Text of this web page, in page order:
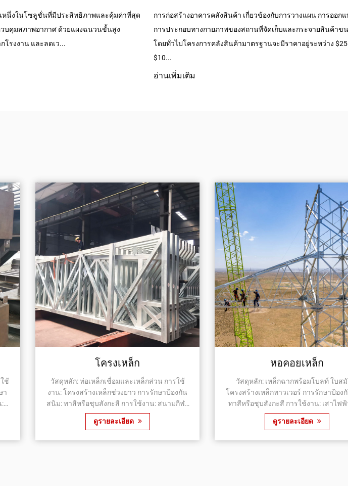
เกี่ยวข้องกับการวางแผน การออกแบบ และ
สถานที่จัดเก็บและกระจายสินค้าขนาดใหญ่
าตรฐานจะมีราคาอยู่ระหว่าง $25 และ
คำตอบด่วน: : ประสบความสำเร็จ งานไซต์เชิงพาณิชย์ และ การ
อำนวยความสะดวก ขึ้นอยู่กับการประสานงานด้านวิศวกรรมโย
วางแผนสาธารณูปโภค และการตัดสินใจเชิ...
อ่านเพิ่มเติม
ง
หอคอยเหล็ก
วัสดุหลัก: เหล็กฉากพร้อมโบลท์ ใบสมัคร:
โครงสร้างเหล็กทาวเวอร์ การรักษาป้องกันสนิม:
ทาสีหรือชุบสังกะสี การใช้งาน: เสาไฟฟ้า, เสา
เซลล์ ฯลฯ
ดูรายละเอียด
เสาส่ง
วัสดุหลัก: เสาเหล็ก ฯลฯ ใบสมัคร: โครงสร้างเสา
ส่ง การรักษาป้องกันสนิม: ทาสีหรือชุบสังกะสี
การใช้งาน: เสาไฟฟ้าเหล็ก, เสาไฟเหล็ก
เหล็ก ฯลฯ
ดูรายละเอียด